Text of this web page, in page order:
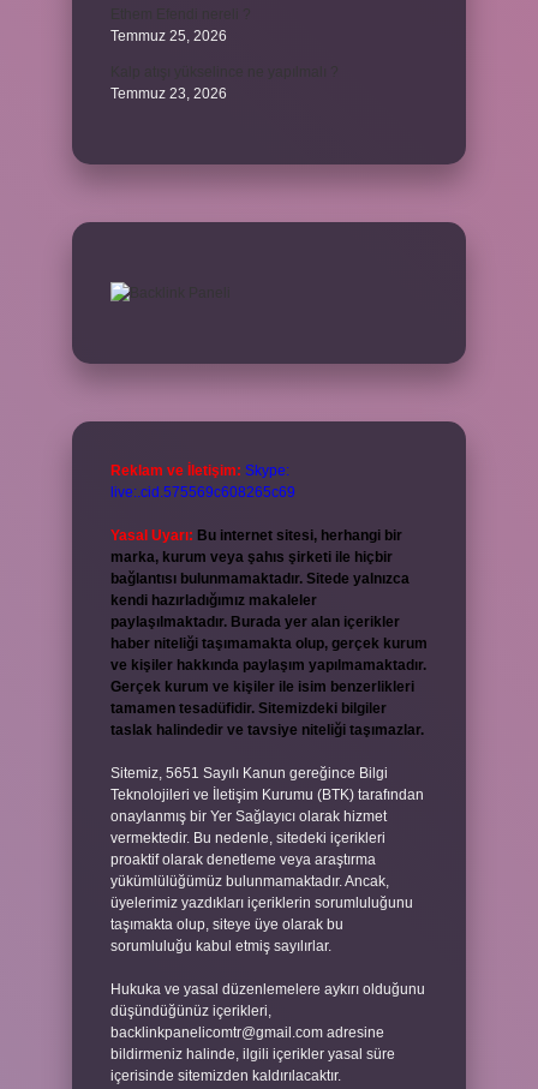
Temmuz 25, 2026
Temmuz 23, 2026
Reklam ve İletişim: Skype:
live:.cid.575569c608265c69
Yasal Uyarı: Bu internet sitesi, herhangi bir
marka, kurum veya şahıs şirketi ile hiçbir
bağlantısı bulunmamaktadır. Sitede yalnızca
kendi hazırladığımız makaleler
paylaşılmaktadır. Burada yer alan içerikler
haber niteliği taşımamakta olup, gerçek kurum
ve kişiler hakkında paylaşım yapılmamaktadır.
Gerçek kurum ve kişiler ile isim benzerlikleri
tamamen tesadüfidir. Sitemizdeki bilgiler
taslak halindedir ve tavsiye niteliği taşımazlar.
Sitemiz, 5651 Sayılı Kanun gereğince Bilgi
Teknolojileri ve İletişim Kurumu (BTK) tarafından
onaylanmış bir Yer Sağlayıcı olarak hizmet
vermektedir. Bu nedenle, sitedeki içerikleri
proaktif olarak denetleme veya araştırma
yükümlülüğümüz bulunmamaktadır. Ancak,
üyelerimiz yazdıkları içeriklerin sorumluluğunu
taşımakta olup, siteye üye olarak bu
sorumluluğu kabul etmiş sayılırlar.
Hukuka ve yasal düzenlemelere aykırı olduğunu
düşündüğünüz içerikleri,
backlinkpanelicomtr@gmail.com adresine
bildirmeniz halinde, ilgili içerikler yasal süre
içerisinde sitemizden kaldırılacaktır.